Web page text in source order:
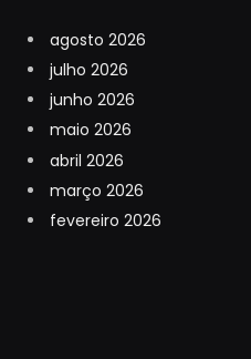
agosto 2026
julho 2026
junho 2026
maio 2026
abril 2026
março 2026
fevereiro 2026